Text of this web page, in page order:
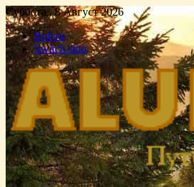
Суббота , 8 Август 2026
Войти
Switch skin